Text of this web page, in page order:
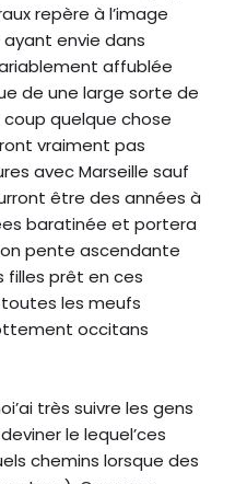
repère à l’image
ayant envie dans
affublée
de une large sorte de
quelque chose
vraiment pas
avec Marseille sauf
être des années à
baratinée et portera
pente ascendante
filles prêt en ces
les meufs
occitans
très suivre les gens
le lequel’ces
chemins lorsque des